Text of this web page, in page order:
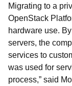
Migrating to a
OpenStack
hardware use.
servers, the
services to
was used for
process,” said